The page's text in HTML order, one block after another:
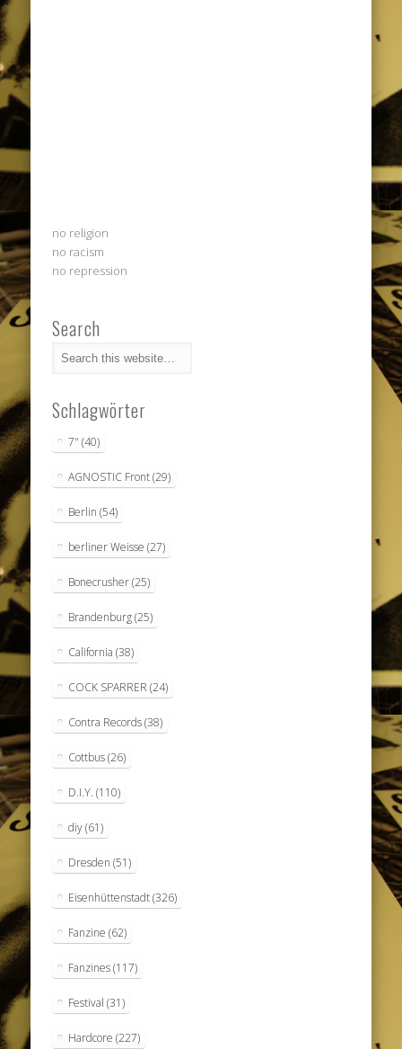
no religion
no racism
no repression
Search
Schlagwörter
7" (40)
AGNOSTIC Front(29)
Berlin (54)
berliner Weisse (27)
Bonecrusher(25)
Brandenburg(25)
California (38)
COCK SPARRER (24)
Contra Records(38)
Cottbus(26)
D.I.Y. (110)
diy(61)
Dresden (51)
Eisenhüttenstadt(326)
Fanzine (62)
Fanzines(117)
Festival (31)
Hardcore (227)